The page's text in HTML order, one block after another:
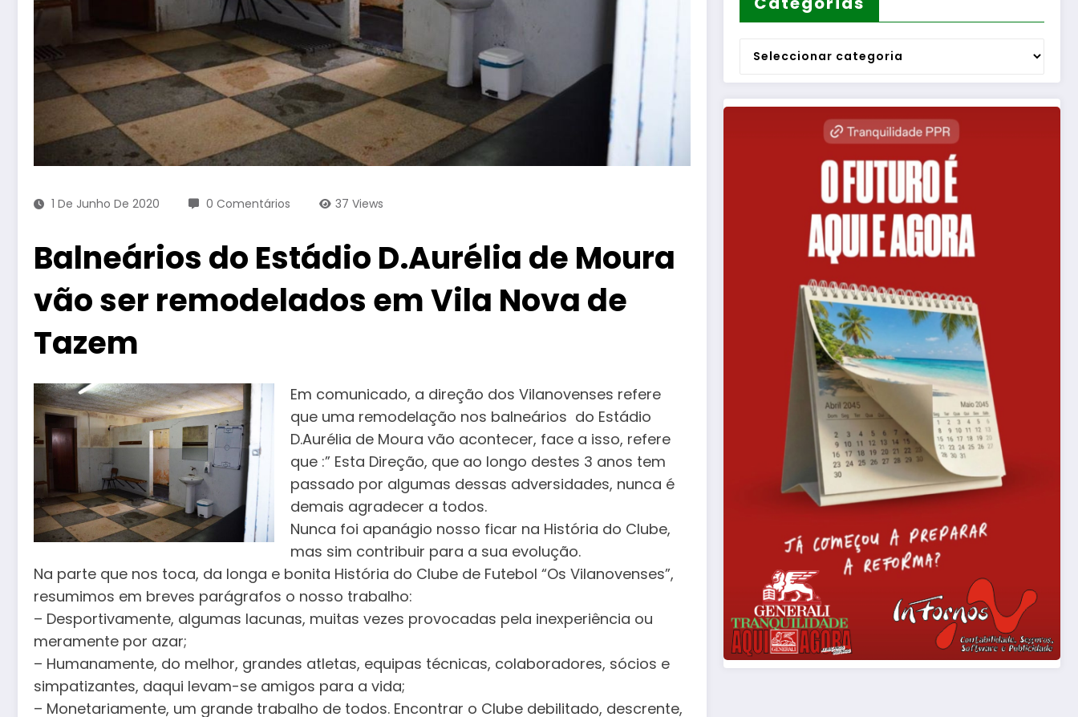
1 De Junho De 2020 0 Comentários 37 Views
Balneários do Estádio D.Aurélia de Moura
vão ser remodelados em Vila Nova de
Tazem
Em comunicado, a direção dos Vilanovenses refere
que uma remodelação nos balneários do Estádio
D.Aurélia de Moura vão acontecer, face a isso, refere
que :” Esta Direção, que ao longo destes 3 anos tem
passado por algumas dessas adversidades, nunca é
demais agradecer a todos.
Nunca foi apanágio nosso ficar na História do Clube,
mas sim contribuir para a sua evolução.
Na parte que nos toca, da longa e bonita História do Clube de Futebol “Os Vilanovenses”,
resumimos em breves parágrafos o nosso trabalho:
– Desportivamente, algumas lacunas, muitas vezes provocadas pela inexperiência ou
meramente por azar;
– Humanamente, do melhor, grandes atletas, equipas técnicas, colaboradores, sócios e
simpatizantes, daqui levam-se amigos para a vida;
– Monetariamente, um grande trabalho de todos. Encontrar o Clube debilitado, descrente,
Categorias